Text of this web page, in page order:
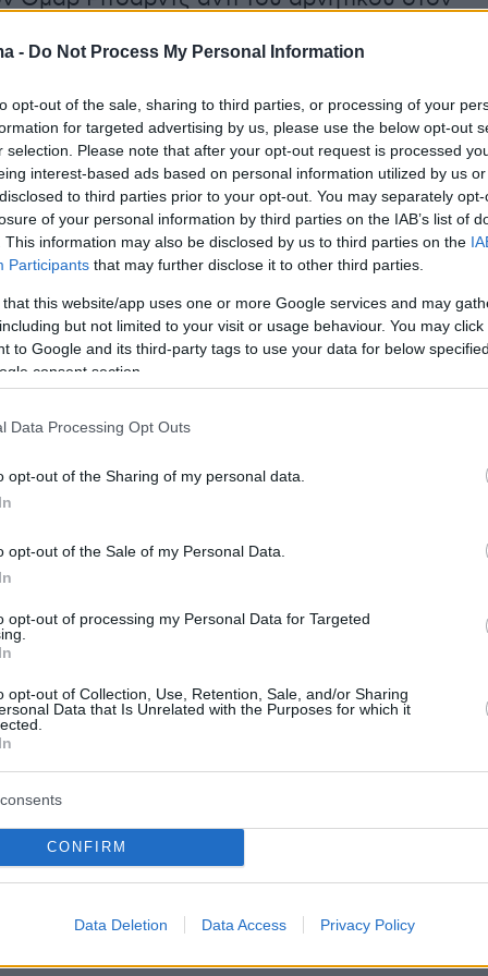
- Do Not Process My Personal Information
opt-out of the sale, sharing to third parties, or processing of your
for targeted advertising by us, please use the below opt-out
selection. Please note that after your opt-out request is processed
interest-based ads based on personal information utilized by us
to third parties prior to your opt-out. You may separately
of your personal information by third parties on the IAB’s list of
This information may also be disclosed by us to third parties on the
Participants that may further disclose it to other third parties.
that this website/app uses one or more Google services and may
but not limited to your visit or usage behaviour. You may
to Google and its third-party tags to use your data for below
consent section.
Data Processing Opt Outs
opt-out of the Sharing of my personal data.
opt-out of the Sale of my Personal Data.
opt-out of processing my Personal Data for Targeted
opt-out of Collection, Use, Retention, Sale, and/or Sharing
Data that Is Unrelated with the Purposes for which it
CONFIRM
Data Deletion Data Access Privacy Policy
με την ΑΕΚ. Στο πρόσφατο ντέρμπι
τα στοιχεία του Wyscout, της κορυφαίας
είχε 15 λεπτά με 7/9 πάσες (με 78% ποσοστό
1/1 ντρίμπλες, 6/8 κερδισμένες μονομαχίες
του) και 1/1 εναέριες μονομαχίες.
την αναμέτρηση Πρωταθλήματος του
με την ΑΕΚ δεν ήταν και πολλοί οι
από μεριάς των Ερυθρόλευκων. Κυρίως ήταν
σκόρερ Μασούρα (για το γκολ του κυρίως ο
όχι τόσο για την εμφάνισή του) αλλά και ο
για τον αγώνα με τον
όπου ο Ολυμπιακός καλείται να βγάλει την
αντίδραση, εκτός των άλλων.
στη Γεωργία ο σύντροφός της και ο
Την έδεσαν με χειροπέδες πριν τη
στη Σλοβακία: Σεφ ξερίζωσε την καρδιά